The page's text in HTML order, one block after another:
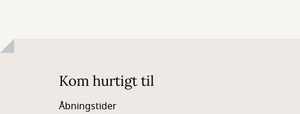
Kom hurtigt til
Åbningstider